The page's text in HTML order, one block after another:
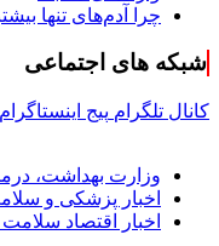
چرا آدم‌های تنها
شبکه های اجتماعی
کانال تلگرام پیج اینستاگرام
وزارت بهداشت،
اخبار پزشکی و
اخبار اقتصاد سلامت